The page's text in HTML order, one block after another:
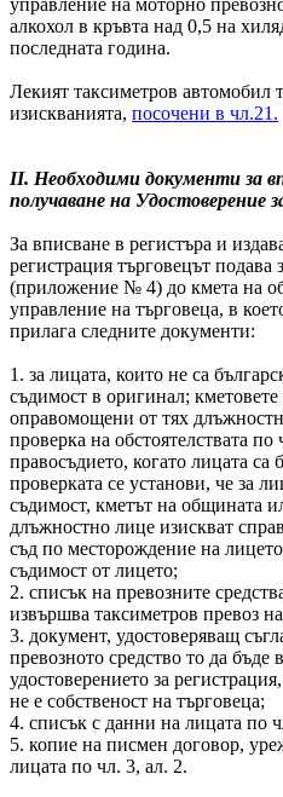
алкохол в кръвта над 0,5 на
последната година.
Лекият таксиметров автомобил
изискванията, посочени в чл.21.
ІI. Необходими документи за
получаване на Удостоверение
За вписване в регистъра и
регистрация търговецът подава
(приложение № 4) до кмета на
управление на търговеца, в
прилага следните документи:
1. за лицата, които не са
съдимост в оригинал;
оправомощени от тях
проверка на обстоятелствата
правосъдието, когато лицата
проверката се установи, че за
съдимост, кметът на общината
длъжностно лице изискват
съд по месторождение на
съдимост от лицето;
2. списък на превозните
извършва таксиметров превоз
3. документ, удостоверяващ
превозното средство то да
удостоверението за
не е собственост на търговеца;
4. списък с данни на лицата по
5. копие на писмен договор,
лицата по чл. 3, ал. 2.